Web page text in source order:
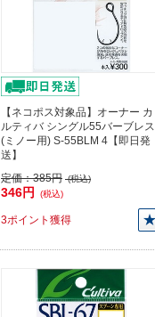
【ネコポス対象品】オーナー カ
ルティバ シングル55バーブレス
(ミノー用) S-55BLM 4【即日発
送】
定価：385円 (税込)
346円 (税込)
3ポイント獲得